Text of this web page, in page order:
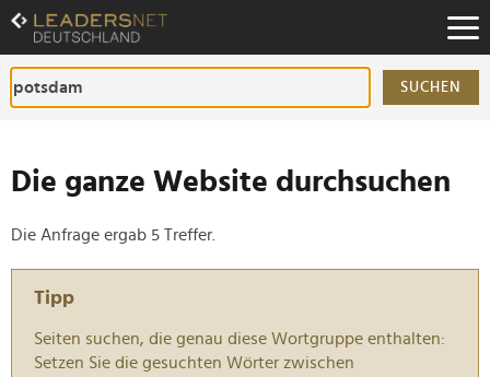
Zum
Inhalt
Zur
Fußzeilen-
Navigation
SUCHEN
Die ganze Website durchsuchen
Die Anfrage ergab 5 Treffer.
Tipp
Seiten suchen, die genau diese Wortgruppe enthalten:
Setzen Sie die gesuchten Wörter zwischen